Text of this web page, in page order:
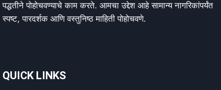
पद्धतीने पोहोचवण्याचे काम करते. आमचा उद्देश आहे सामान्य नागरिकांपर्यंत
स्पष्ट, पारदर्शक आणि वस्तुनिष्ठ माहिती पोहोचवणे.
QUICK LINKS